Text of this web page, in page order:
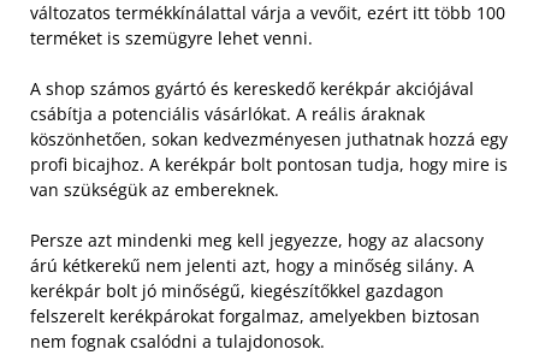
változatos termékkínálattal várja a vevőit, ezért itt több 100
terméket is szemügyre lehet venni.
A shop számos gyártó és kereskedő kerékpár akciójával
csábítja a potenciális vásárlókat. A reális áraknak
köszönhetően, sokan kedvezményesen juthatnak hozzá egy
profi bicajhoz. A kerékpár bolt pontosan tudja, hogy mire is
van szükségük az embereknek.
Persze azt mindenki meg kell jegyezze, hogy az alacsony
árú kétkerekű nem jelenti azt, hogy a minőség silány. A
kerékpár bolt jó minőségű, kiegészítőkkel gazdagon
felszerelt kerékpárokat forgalmaz, amelyekben biztosan
nem fognak csalódni a tulajdonosok.